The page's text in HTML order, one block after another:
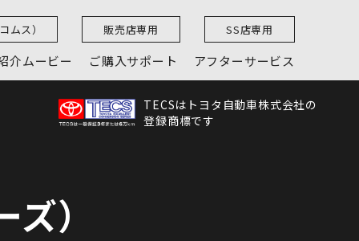
介ムービー ご購入サポート アフターサービス
ムス） 販売店専用 SS店専用
）
TECSはトヨタ自動車株式会社の
登録商標です